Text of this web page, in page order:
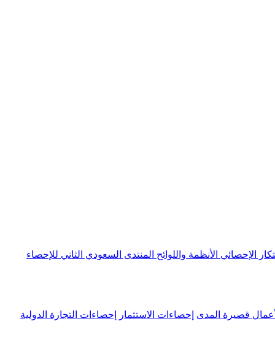
الإحصائي الأنظمة واللوائح المنتدى السعودي الثاني للإحصاء
قصيرة المدى إحصاءات الاستثمار إحصاءات التجارة الدولية